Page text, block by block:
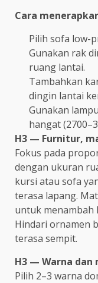
Cara
Pilih sofa low-
Gunakan rak
ruang lantai.
Tambahkan
dingin lantai
Gunakan
hangat
H3 — Furnitur,
Fokus pada
dengan ukuran
kursi atau sofa
terasa lapang.
untuk
Hindari ornamen
terasa sempit.
H3 — Warna dan
Pilih 2–3 warna